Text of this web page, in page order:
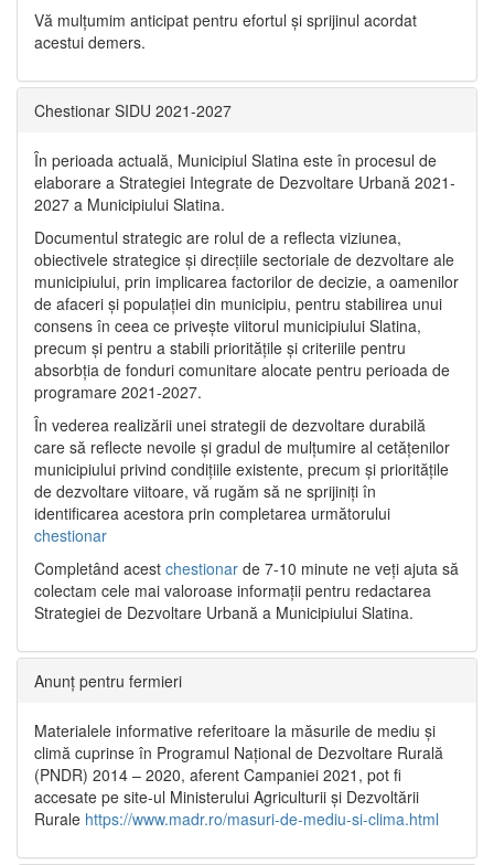
Vă mulţumim anticipat pentru efortul şi sprijinul acordat
acestui demers.
Chestionar SIDU 2021-2027
În perioada actuală, Municipiul Slatina este în procesul de
elaborare a Strategiei Integrate de Dezvoltare Urbană 2021‐
2027 a Municipiului Slatina.
Documentul strategic are rolul de a reflecta viziunea,
obiectivele strategice și direcțiile sectoriale de dezvoltare ale
municipiului, prin implicarea factorilor de decizie, a oamenilor
de afaceri și populației din municipiu, pentru stabilirea unui
consens în ceea ce privește viitorul municipiului Slatina,
precum și pentru a stabili prioritățile și criteriile pentru
absorbția de fonduri comunitare alocate pentru perioada de
programare 2021-2027.
În vederea realizării unei strategii de dezvoltare durabilă
care să reflecte nevoile și gradul de mulțumire al cetățenilor
municipiului privind condițiile existente, precum și prioritățile
de dezvoltare viitoare, vă rugăm să ne sprijiniți în
identificarea acestora prin completarea următorului
chestionar
Completând acest chestionar de 7-10 minute ne veți ajuta să
colectam cele mai valoroase informații pentru redactarea
Strategiei de Dezvoltare Urbană a Municipiului Slatina.
Anunț pentru fermieri
Materialele informative referitoare la măsurile de mediu și
climă cuprinse în Programul Național de Dezvoltare Rurală
(PNDR) 2014 – 2020, aferent Campaniei 2021, pot fi
accesate pe site-ul Ministerului Agriculturii și Dezvoltării
Rurale https://www.madr.ro/masuri-de-mediu-si-clima.html